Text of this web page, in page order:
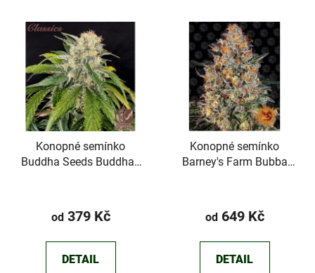
Konopné semínko
Buddha Seeds Buddha's
hodnocení
je
3,0
od379 Kč
DETAIL
Konopné semínko
Barney's Farm Bubba
hodnocení
je
2,8
od649 Kč
DETAIL